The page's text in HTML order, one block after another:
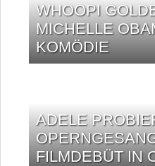
WHOOPI
MICHELLE
KOMÖDIE
ADELE
FILMDEBÜT IN